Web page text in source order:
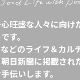
旺盛な人々に向け
す。
どのライフ＆カル
日新聞に掲載され
伝いします。